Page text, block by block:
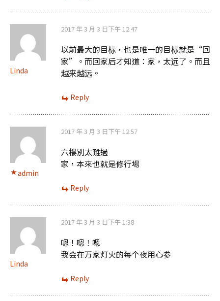
Linda
2017 年 3 月 3 日下午 12:47
以前最大的目标，也是唯一的目标就是“回
家”。而回家后才知道：家，太远了。而且
越来越远。
Reply
admin
2017 年 3 月 3 日下午 12:57
六樓別太難過
家，本來也就是修行場
Reply
Linda
2017 年 3 月 3 日下午 1:38
嗯！嗯！嗯
我会在万家灯火的每个夜用心参
Reply